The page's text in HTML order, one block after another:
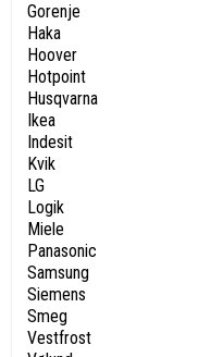
Gorenje
Haka
Hoover
Hotpoint
Husqvarna
Ikea
Indesit
Kvik
LG
Logik
Miele
Panasonic
Samsung
Siemens
Smeg
Vestfrost